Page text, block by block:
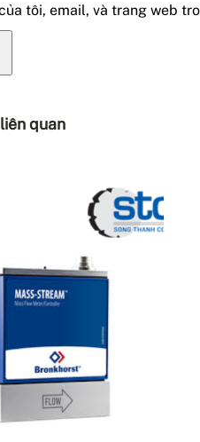
tôi, email, và trang web
quan